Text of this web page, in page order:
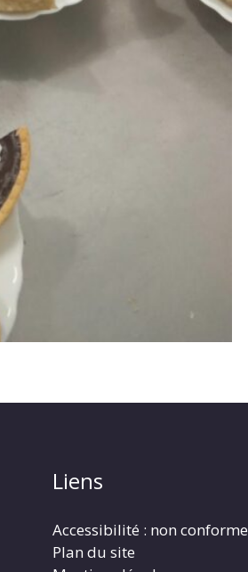
Liens
Accessibilité : non conforme
Plan du site